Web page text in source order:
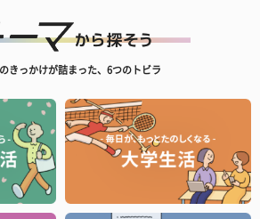
きっかけが詰まった、6つのトビラ